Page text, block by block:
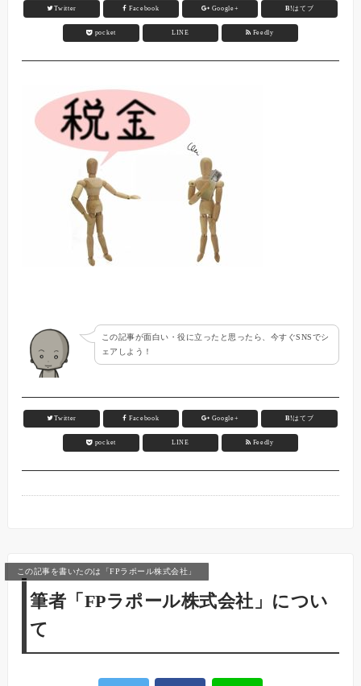
Twitter Facebook Google+ B!はてブ
pocket LINE Feedly
この記事が面白い・役に立ったと思ったら、今すぐSNSでシ
ェアしよう！
Twitter Facebook Google+ B!はてブ
pocket LINE Feedly
この記事を書いたのは「FPラポール株式会社」
筆者「FPラポール株式会社」につい
て